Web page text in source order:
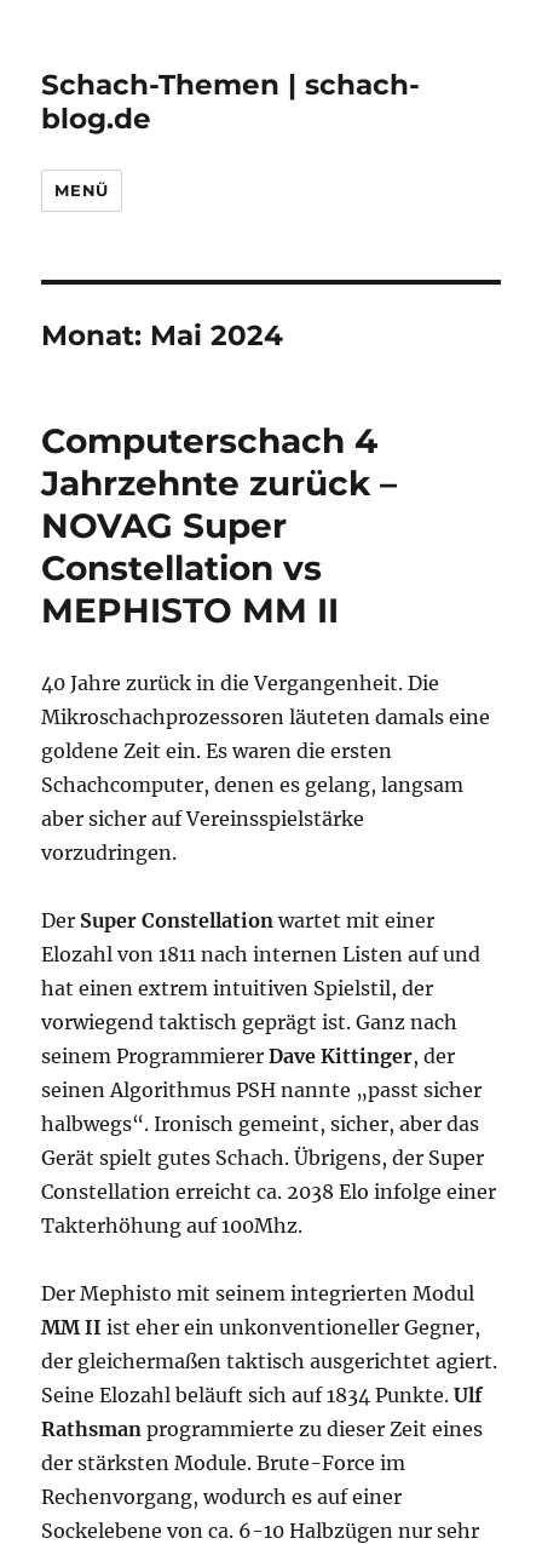
Schach-Themen | schach-
blog.de
MENÜ
Monat: Mai 2024
Computerschach 4
Jahrzehnte zurück –
NOVAG Super
Constellation vs
MEPHISTO MM II
40 Jahre zurück in die Vergangenheit. Die
Mikroschachprozessoren läuteten damals eine
goldene Zeit ein. Es waren die ersten
Schachcomputer, denen es gelang, langsam
aber sicher auf Vereinsspielstärke
vorzudringen.
Der Super Constellation wartet mit einer
Elozahl von 1811 nach internen Listen auf und
hat einen extrem intuitiven Spielstil, der
vorwiegend taktisch geprägt ist. Ganz nach
seinem ProgrammiererDave Kittinger, der
seinen Algorithmus PSH nannte „passt sicher
halbwegs“. Ironisch gemeint, sicher, aber das
Gerät spielt gutes Schach. Übrigens, der Super
Constellation erreicht ca. 2038 Elo infolge einer
Takterhöhung auf 100Mhz.
Der Mephisto mit seinem integrierten Modul
MM II ist eher ein unkonventioneller Gegner,
der gleichermaßen taktisch ausgerichtet agiert.
Seine Elozahl beläuft sich auf 1834 Punkte.Ulf
Rathsman programmierte zu dieser Zeit eines
der stärksten Module. Brute-Force im
Rechenvorgang, wodurch es auf einer
Sockelebene von ca. 6-10 Halbzügen nur sehr